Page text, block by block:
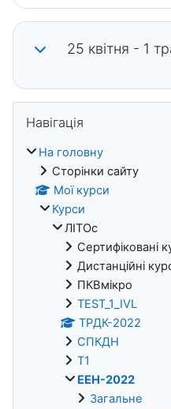
25 квітня - 1
Блоки
Навігація
На головну
Сторінки сайту
Мої курси
Курси
ЛІТОс
Сертифіковані
Дистанційні
ПКВмікро
TEST_1_IVL
ТРДК-2022
СПКДН
Т1
ЕЕН-2022
Загальне